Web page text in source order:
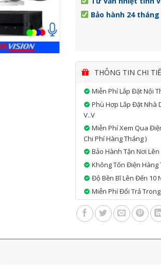
Bảo hành 24
THÔNG TIN CHI
Miễn Phí Lắp Đặt Nội
Phù Hợp Lắp Đặt Nhà
V..v
Miễn Phí Xem Qua
Chi Phí Hàng Tháng )
Bảo Hành Tận Nơi
Không Tốn Điện Hàng
Độ Bền Bĩ Lên Đến 10
Miễn Phí Đổi Trả